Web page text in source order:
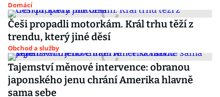
Domácí
Češi propadli motorkám. Král trhu těží z
trendu, který jiné děsí
Obchod a služby
Tajemství měnové intervence: obranou
japonského jenu chrání Amerika hlavně
sama sebe